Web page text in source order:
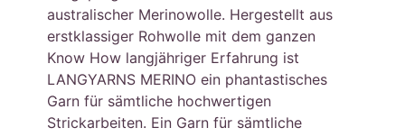
australischer Merinowolle. Hergestellt aus
erstklassiger Rohwolle mit dem ganzen
Know How langjähriger Erfahrung ist
LANGYARNS MERINO ein phantastisches
Garn für sämtliche hochwertigen
Strickarbeiten. Ein Garn für sämtliche